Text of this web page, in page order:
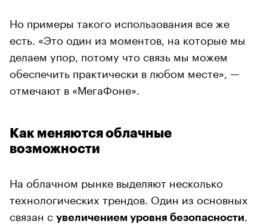
Но примеры такого использования все же
есть. «Это один из моментов, на которые мы
делаем упор, потому что связь мы можем
обеспечить практически в любом месте», —
отмечают в «МегаФоне».
Как меняются облачные
возможности
На облачном рынке выделяют несколько
технологических трендов. Один из основных
связан с увеличением уровня безопасности